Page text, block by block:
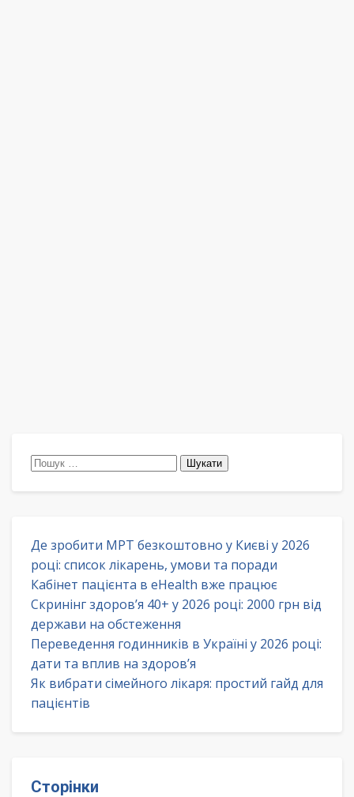
Пошук:
Де зробити МРТ безкоштовно у Києві у 2026
році: список лікарень, умови та поради
Кабінет пацієнта в eHealth вже працює
Скринінг здоров’я 40+ у 2026 році: 2000 грн від
держави на обстеження
Переведення годинників в Україні у 2026 році:
дати та вплив на здоров’я
Як вибрати сімейного лікаря: простий гайд для
пацієнтів
Сторінки